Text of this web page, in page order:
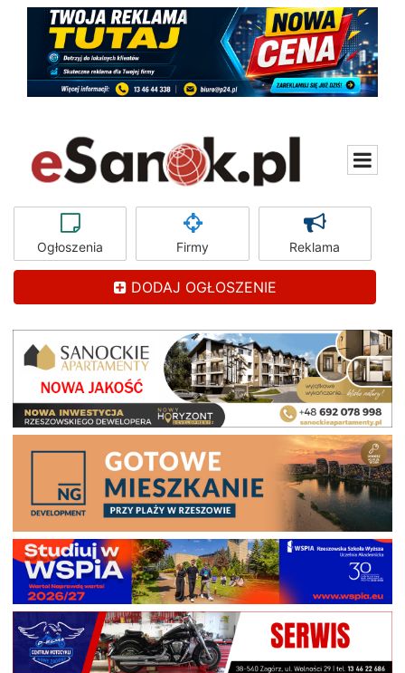
Ogłoszenia Firmy Reklama
DODAJ OGŁOSZENIE